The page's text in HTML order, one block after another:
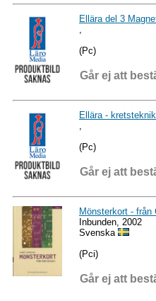
Ellära del 3
(Pc)
Går ej att
Ellära -
(Pc)
Går ej att
Mönsterkort - från
Inbunden, 2002
Svenska
(Pci)
Går ej att